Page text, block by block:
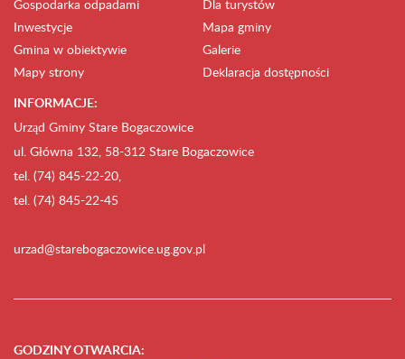
Gospodarka odpadami
Dla turystów
Inwestycje
Mapa gminy
Gmina w obiektywie
Galerie
Mapy strony
Deklaracja dostępności
INFORMACJE:
Urząd Gminy Stare Bogaczowice
ul. Główna 132, 58-312 Stare Bogaczowice
tel. (74) 845-22-20,
tel. (74) 845-22-45
urzad@starebogaczowice.ug.gov.pl
GODZINY OTWARCIA: